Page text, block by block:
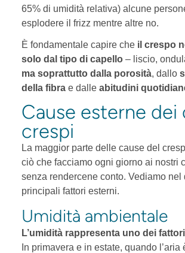
65% di umidità relativa) alcune
esplodere il frizz mentre altre no.
È fondamentale capire che il crespo
solo dal tipo di capello – liscio,
ma soprattutto dalla porosità, dallo
della fibra e dalle abitudini
Cause esterne dei
crespi
La maggior parte delle cause del
ciò che facciamo ogni giorno ai nostri
senza rendercene conto. Vediamo nel
principali fattori esterni.
Umidità ambientale
L’umidità rappresenta uno dei
In primavera e in estate, quando l’aria